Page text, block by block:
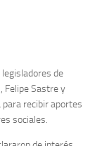
de
Felipe Sastre y
para recibir aportes
sociales.